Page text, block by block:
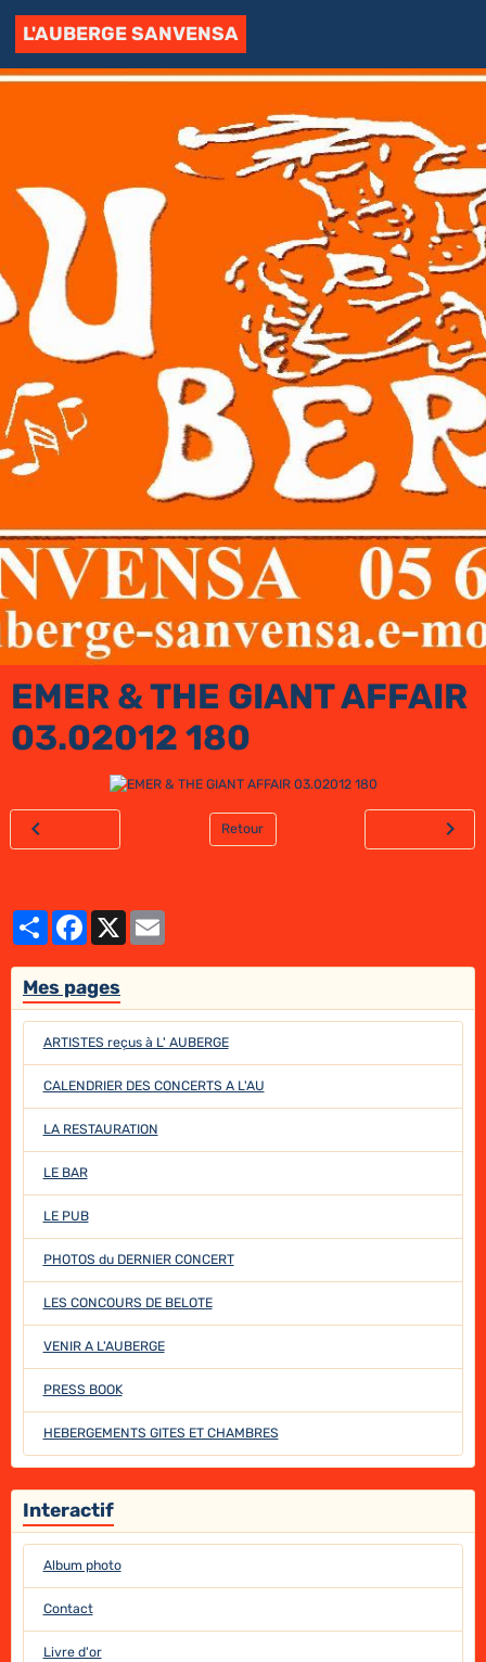
L'AUBERGE SANVENSA
EMER & THE GIANT AFFAIR
03.02012 180
Retour
PartagerFacebook
X
Mes pages
ARTISTES reçus à L' AUBERGE
CALENDRIER DES CONCERTS A L'AU
LA RESTAURATION
LE BAR
LE PUB
PHOTOS du DERNIER CONCERT
LES CONCOURS DE BELOTE
VENIR A L'AUBERGE
PRESS BOOK
HEBERGEMENTS GITES ET CHAMBRES
Interactif
Album photo
Contact
Livre d'or